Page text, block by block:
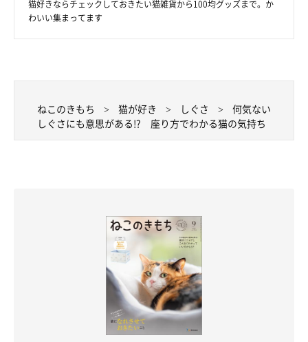
このポーズをするときは、正座同様にいいことを期待して待って
います。腰を下ろして両前足を出し、気になることがあればいつ
座るポーズだけを見ても、猫自身がそのときに感じている気持ち
があらわれています。猫の気持ちやおかれている状況をうまく読
み取って、愛猫との暮らしをより楽しみましょう。
猫好きならチェックしておきたい猫雑貨から100均グッズまで。か
わいい集まってます
ねこのきもち 猫が好き しぐさ
何気ない
しぐさにも意思がある!? 座り方でわかる猫の気持ち